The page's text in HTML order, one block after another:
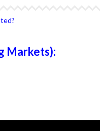
Markets):